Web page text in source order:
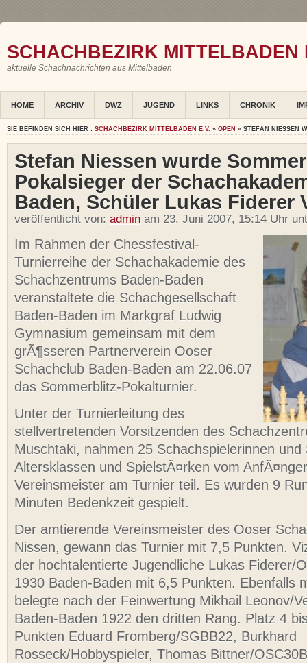
SCHACHBEZIRK MITTELBADEN
aktuelle Schachnachrichten aus Mittelbaden
HOME ARCHIV DWZ JUGEND LINKS CHRONIK
SIE BEFINDEN SICH HIER : SCHACHBEZIRK MITTELBADEN E.V. » OPEN » STEFAN NIESSEN
Stefan Niessen wurde
Pokalsieger der
Baden, Schüler Lukas Fiderer
veröffentlicht von: admin am 23. Juni 2007, 15:14 Uhr
Im Rahmen der Chessfestival-
Turnierreihe der Schachakademie des
Schachzentrums Baden-Baden
veranstaltete die Schachgesellschaft
Baden-Baden im Markgraf Ludwig
Gymnasium gemeinsam mit dem
grÃ¶sseren Partnerverein Ooser
Schachclub Baden-Baden am 22.06.07
das Sommerblitz-Pokalturnier.
Unter der Turnierleitung des
stellvertretenden Vorsitzenden des
Muschtaki, nahmen 25 Schachspielerinnen und
Altersklassen und SpielstÃ¤rken vom
Vereinsmeister am Turnier teil. Es wurden 9
Minuten Bedenkzeit gespielt.
Der amtierende Vereinsmeister des Ooser
Nissen, gewann das Turnier mit 7,5 Punkten.
der hochtalentierte Jugendliche Lukas Fiderer/
1930 Baden-Baden mit 6,5 Punkten. Ebenfalls
belegte nach der Feinwertung Mikhail Leonov/
Baden-Baden 1922 den dritten Rang. Platz 4
Punkten Eduard Fromberg/SGBB22, Burkhard
Rosseck/Hobbyspieler, Thomas Bittner/